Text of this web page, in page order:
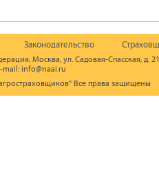
Законодательство
Москва, ул. Садовая-Спасская, д.
mail: info@naai.ru
Все права защищены